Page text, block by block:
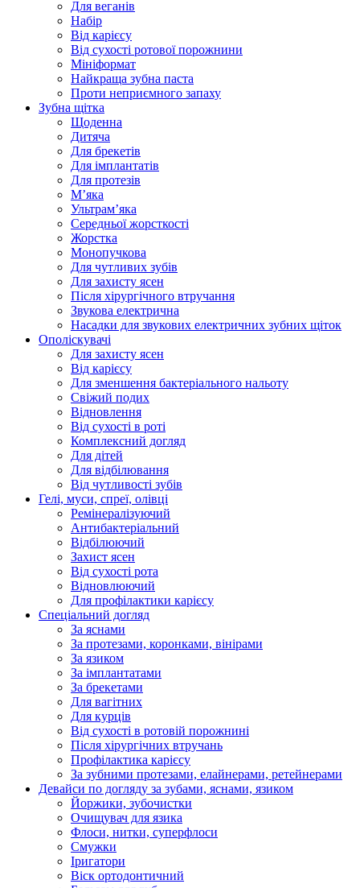
Для веганів
Набір
Від карієсу
Від сухості ротової порожнини
Мініформат
Найкраща зубна паста
Проти неприємного запаху
Зубна щітка
Щоденна
Дитяча
Для брекетів
Для імплантатів
Для протезів
Мʼяка
Ультрамʼяка
Середньої жорсткості
Жорстка
Монопучкова
Для чутливих зубів
Для захисту ясен
Після хірургічного втручання
Звукова електрична
Насадки для звукових електричних зубних щіток
Ополіскувачі
Для захисту ясен
Від карієсу
Для зменшення бактеріального нальоту
Свіжий подих
Відновлення
Від сухості в роті
Комплексний догляд
Для дітей
Для відбілювання
Від чутливості зубів
Гелі, муси, спреї, олівці
Ремінералізуючий
Антибактеріальний
Відбілюючий
Захист ясен
Від сухості рота
Відновлюючий
Для профілактики карієсу
Спеціальний догляд
За яснами
За протезами, коронками, вінірами
За язиком
За імплантатами
За брекетами
Для вагітних
Для курців
Від сухості в ротовій порожнині
Після хірургічних втручань
Профілактика карієсу
За зубними протезами, елайнерами, ретейнерами
Девайси по догляду за зубами, яснами, язиком
Йоржики, зубочистки
Очищувач для язика
Флоси, нитки, суперфлоси
Смужки
Іригатори
Віск ортодонтичний